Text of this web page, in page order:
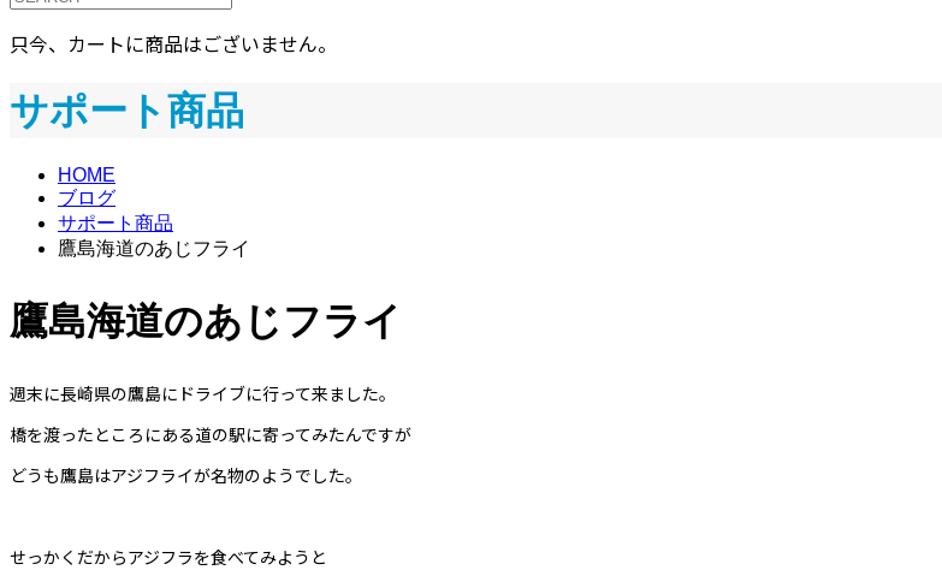
只今、カートに商品はございません。
サポート商品
HOME
ブログ
サポート商品
鷹島海道のあじフライ
鷹島海道のあじフライ
週末に長崎県の鷹島にドライブに行って来ました。
橋を渡ったところにある道の駅に寄ってみたんですが
どうも鷹島はアジフライが名物のようでした。
せっかくだからアジフラを食べてみようと